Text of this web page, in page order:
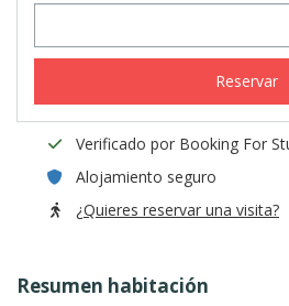
Reservar
Verificado por Booking For
Alojamiento seguro
¿Quieres reservar una visita?
Resumen habitación